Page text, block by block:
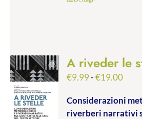
A riveder le
€9.99-€19.00Fascia
da
Considerazioni
riverberi narrativi